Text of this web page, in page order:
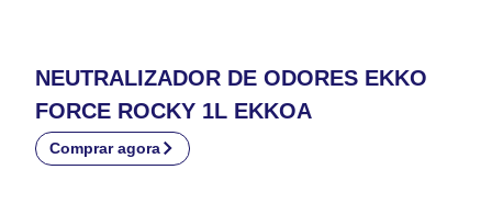
NEUTRALIZADOR DE ODORES EKKO
FORCE ROCKY 1L EKKOA
Comprar agora